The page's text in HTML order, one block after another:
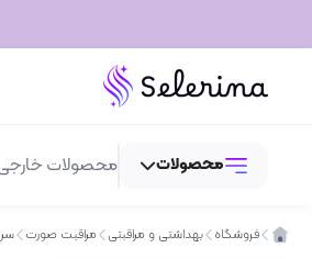
محصولات محصولات
فروشگاه بهداشتی و مراقبتی مراقبت صورت